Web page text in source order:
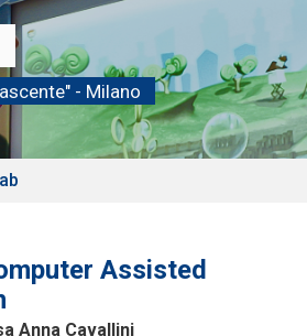
- Milano
Assisted
Anna Cavallini